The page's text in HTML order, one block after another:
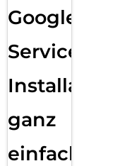
Google
Services
Installation
ganz
einfach